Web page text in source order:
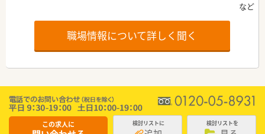
職場情報について詳しく聞く
この求人に 検討リストに 検討リストを